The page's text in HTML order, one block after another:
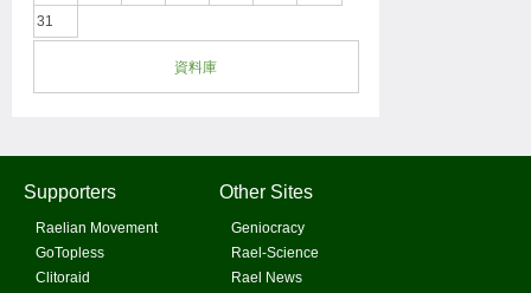
31
資料庫
Supporters
Raelian Movement
GoTopless
Clitoraid
Other Sites
Geniocracy
Rael-Science
Rael News